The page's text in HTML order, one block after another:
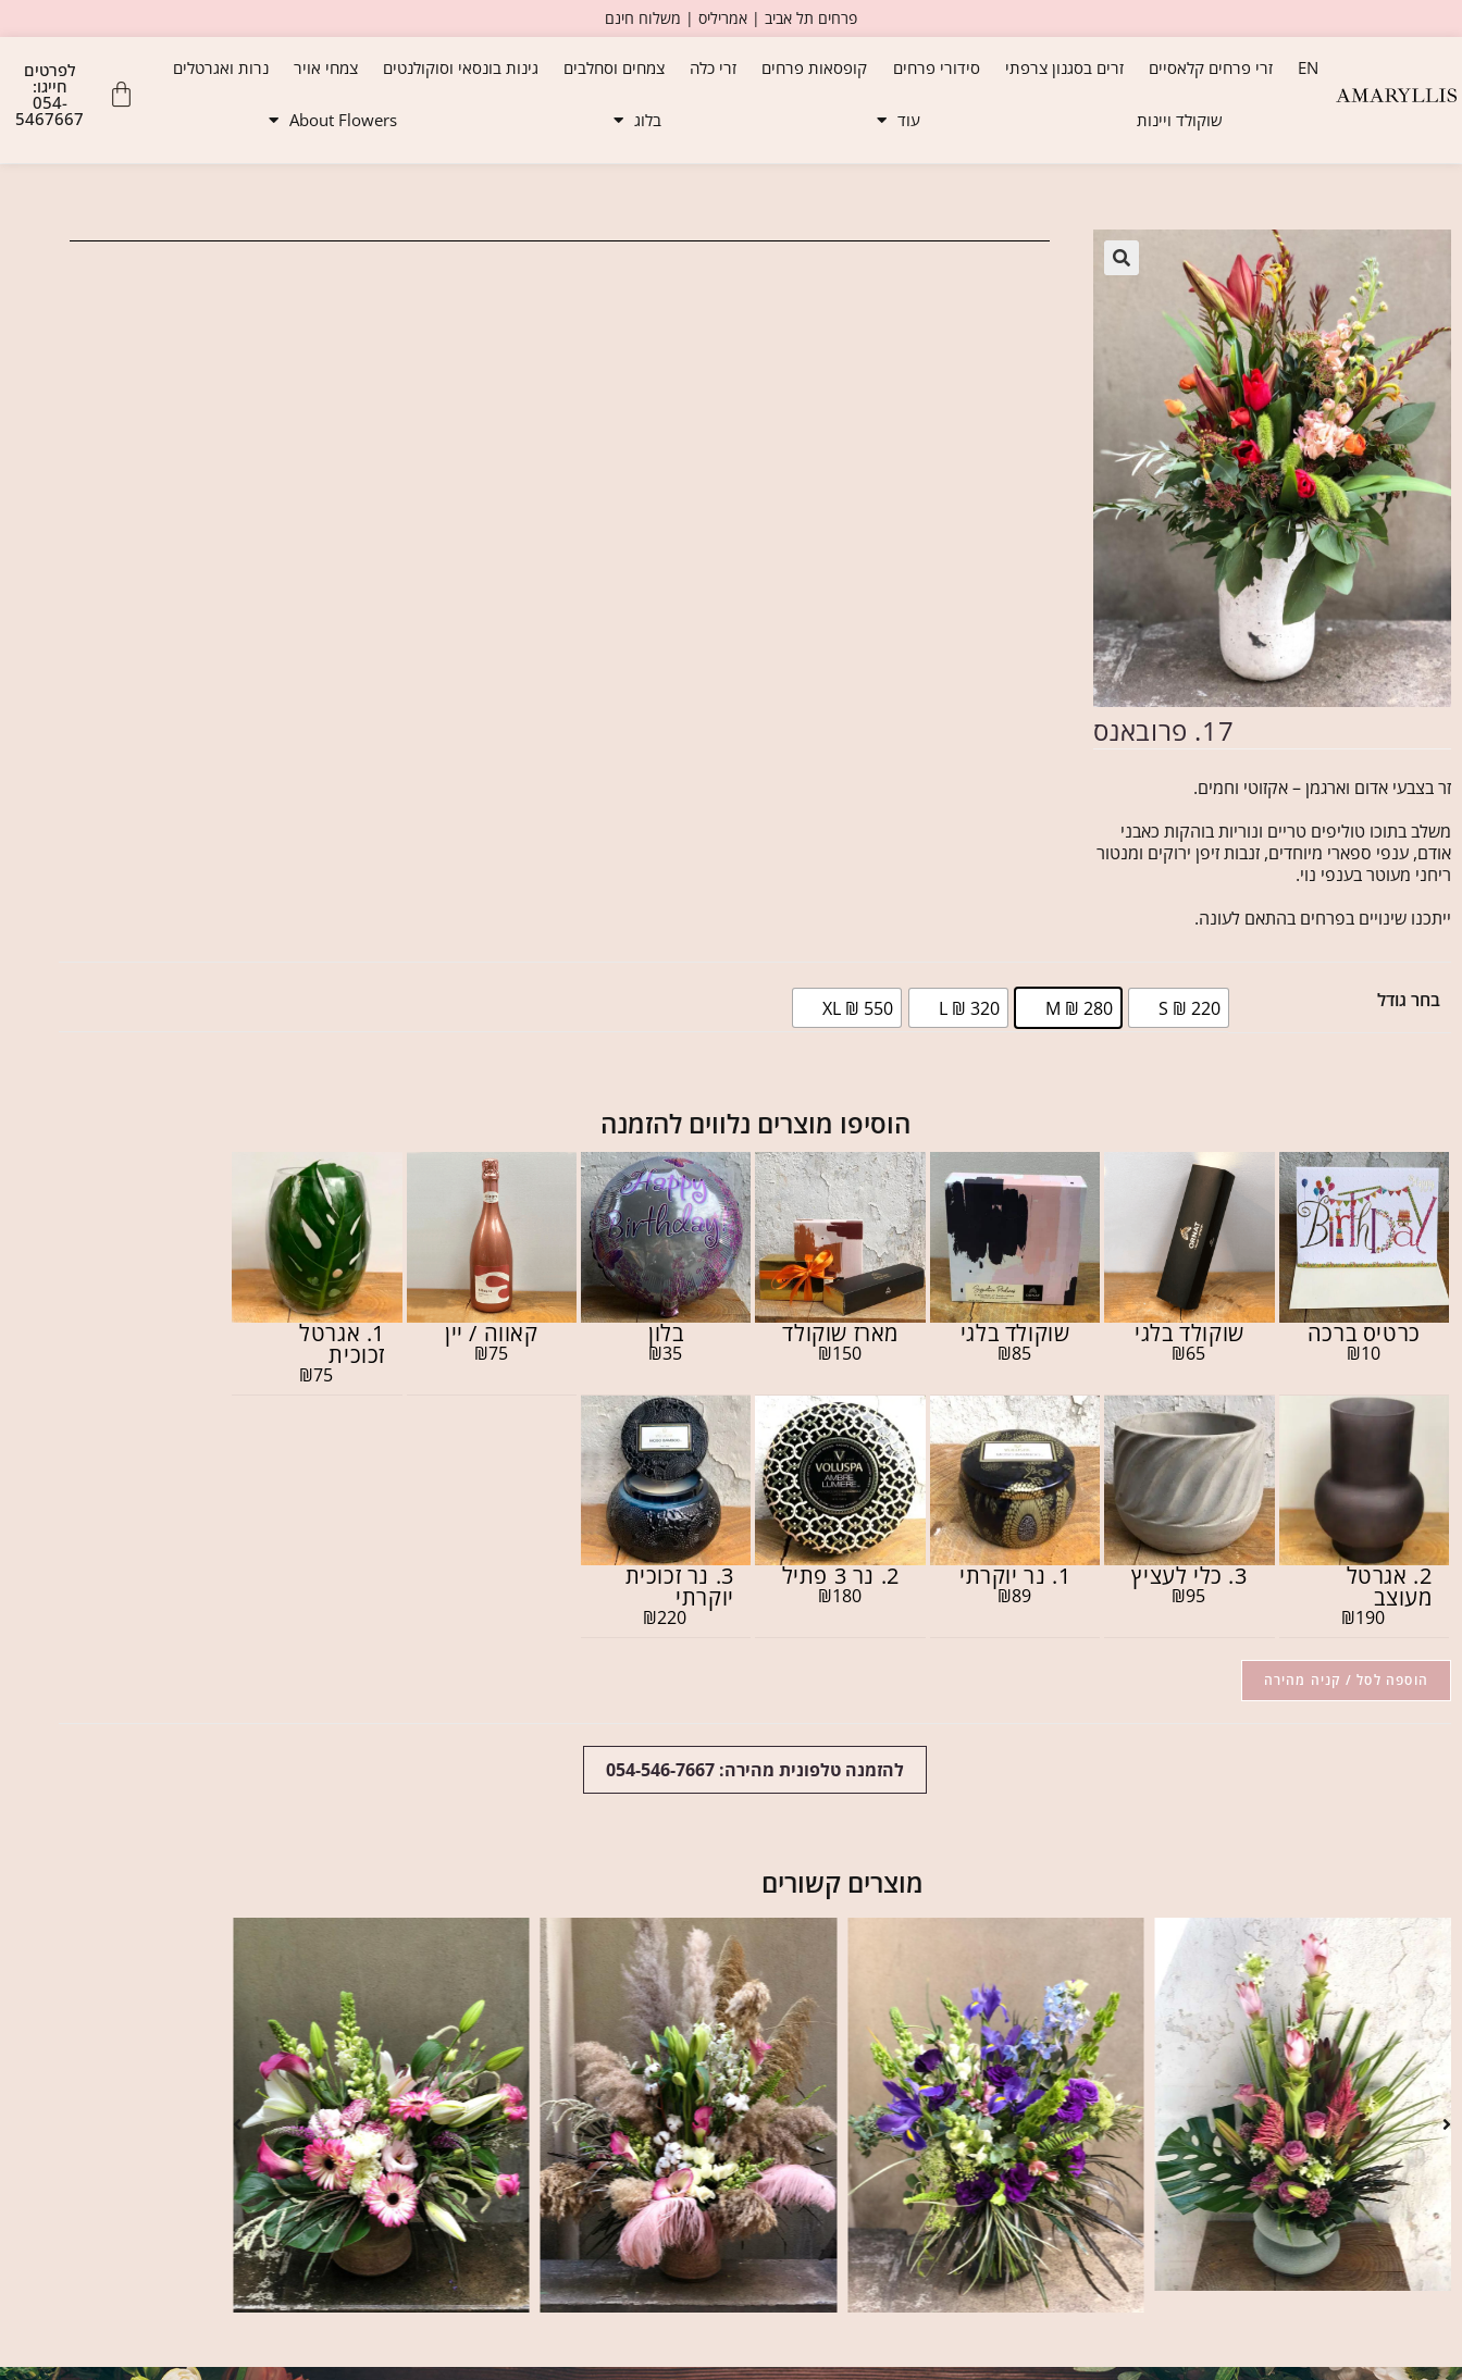
פרחים תל אביב | אמריליס | משלוח חינם
EN זרי פרחים קלאסיים זרים בסגנון צרפתי סידורי פרחים קופסאות פרחים זרי כלה צמחים וסחלבים גינות בונסאי וסוקולנטים צמחי אויר נרות ואגרטלים
שוקולד ויינות עוד בלוג About Flowers
לפרטים
חייגו:
054-
5467667
17. פרובאנס
זר בצבעי אדום וארגמן – אקזוטי וחמים.
משלב בתוכו טוליפים טריים ונוריות בוהקות כאבני
אודם, ענפי ספארי מיוחדים, זנבות זיפן ירוקים ומנטור
ריחני מעוטר בענפי נוי.
ייתכנו שינויים בפרחים בהתאם לעונה.
בחר גודל S ₪ 220
M ₪ 280
L ₪ 320
XL ₪ 550
הוסיפו מוצרים נלווים להזמנה
כרטיס ברכה
₪10
שוקולד בלגי
₪65
שוקולד בלגי
₪85
מארז שוקולד
₪150
בלון
₪35
קאווה / יין
₪75
1. אגרטל
זכוכית
₪75
2. אגרטל
מעוצב
₪190
3. כלי לעציץ
₪95
1. נר יוקרתי
₪89
2. נר 3 פתיל
₪180
3. נר זכוכית
יוקרתי
₪220
הוספה לסל / קניה מהירה
להזמנה טלפונית מהירה: 054-546-7667
מוצרים קשורים